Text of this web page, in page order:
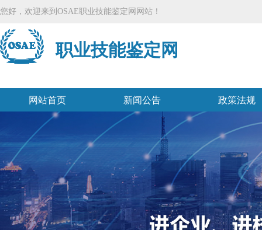
您好，欢迎来到OSAE职业技能鉴定网网站！
职业技能鉴定网
网站首页 新闻公告 政策法规